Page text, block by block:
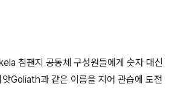
침팬지 공동체 구성원들에게 숫자 대신
Goliath과 같은 이름을 지어 관습에 도전